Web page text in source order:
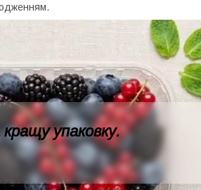
упаковку.